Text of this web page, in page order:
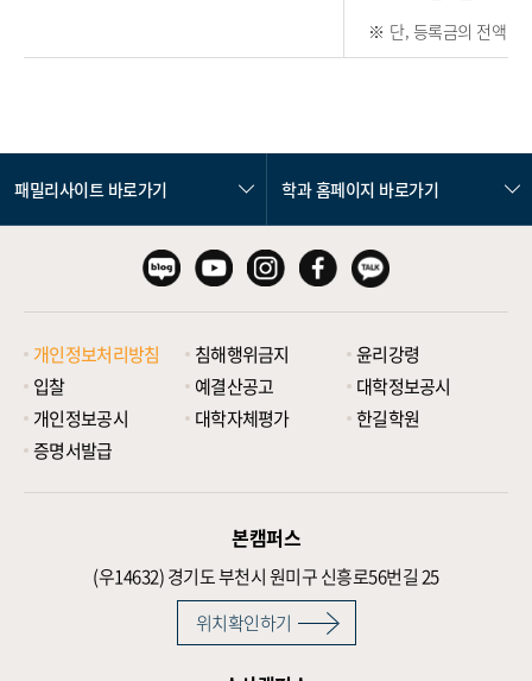
단, 등록금의 전액
패밀리사이트 바로가기 학과 홈페이지 바로가기
개인정보처리방침 침해행위금지
윤리강령
입찰
예결산공고
대학정보공시
개인정보공시
대학자체평가
한길학원
증명서발급
본캠퍼스
(우14632)경기도 부천시 원미구 신흥로56번길 25
위치확인하기